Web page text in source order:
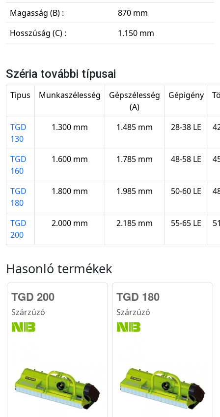
Magasság (B) :
870 mm
Hosszúság (C) :
1.150 mm
Széria további típusai
Tipus Munkaszélesség
Gépszélesség
(A)
Gépigény
TGD
130
1.300 mm 1.485 mm 28-38 LE
TGD
160
1.600 mm 1.785 mm 48-58 LE
TGD
180
1.800 mm 1.985 mm 50-60 LE
TGD
200
2.000 mm 2.185 mm 55-65 LE
Hasonló termékek
TGD 200
Szárzúzó
TGD 180
Szárzúzó